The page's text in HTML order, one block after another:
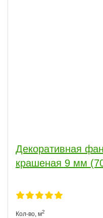
Декоративная
крашеная 9 мм
Кол-во, м2